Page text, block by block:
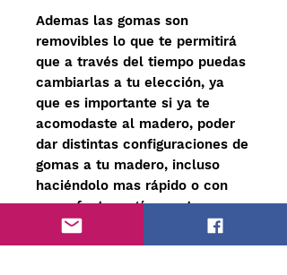
Ademas las gomas son
removibles lo que te permitirá
que a través del tiempo puedas
cambiarlas a tu elección, ya
que es importante si ya te
acomodaste al madero, poder
dar distintas configuraciones de
gomas a tu madero, incluso
haciéndolo mas rápido o con
mas efecto según sea tu
elección. Este madero es de
Gran Calidad de Acabado y su